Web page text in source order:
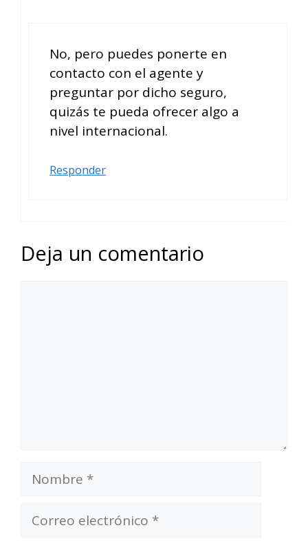
No, pero puedes ponerte en
contacto con el agente y
preguntar por dicho seguro,
quizás te pueda ofrecer algo a
nivel internacional.
Responder
Deja un comentario
Nombre
Correo
electrónico